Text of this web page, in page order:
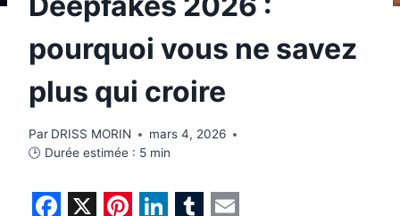
pourquoi vous ne savez
plus qui croire
Par DRISS MORIN
mars 4, 2026
🕒 Durée estimée : 5 min